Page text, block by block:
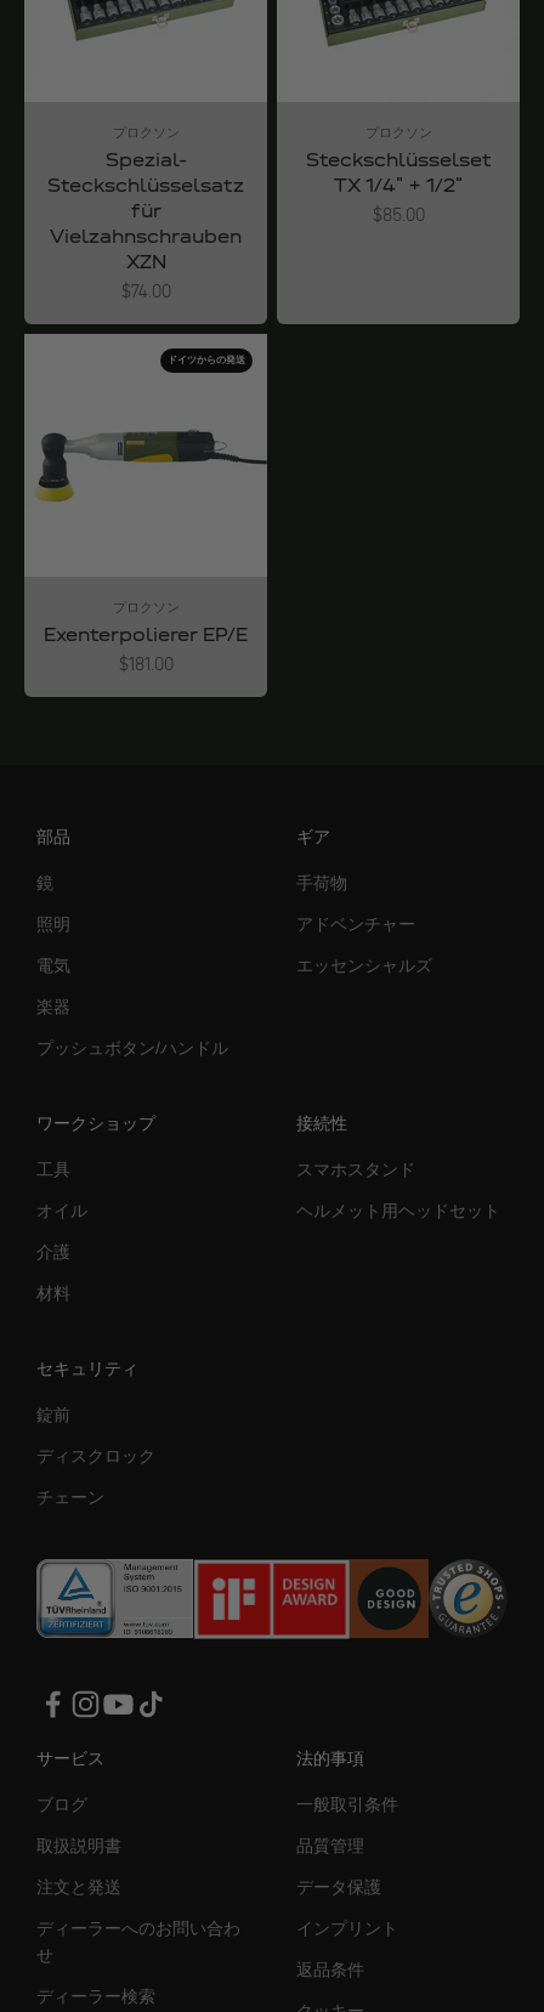
プロクソン
Spezial-
Steckschlüsselsatz
für
Vielzahnschrauben
XZN
Angebot
$74.00
プロクソン
Steckschlüsselset
TX 1/4" + 1/2"
Angebot
$85.00
ドイツからの発送
プロクソン
Exenterpolierer EP/E
Angebot
$181.00
部品
鏡
照明
電気
楽器
プッシュボタン/ハンドル
ギア
手荷物
アドベンチャー
エッセンシャルズ
ワークショップ
工具
オイル
介護
材料
接続性
スマホスタンド
ヘルメット用ヘッドセット
セキュリティ
錠前
ディスクロック
チェーン
サービス
ブログ
取扱説明書
注文と発送
ディーラーへのお問い合わ
せ
ディーラー検索
法的事項
一般取引条件
品質管理
データ保護
インプリント
返品条件